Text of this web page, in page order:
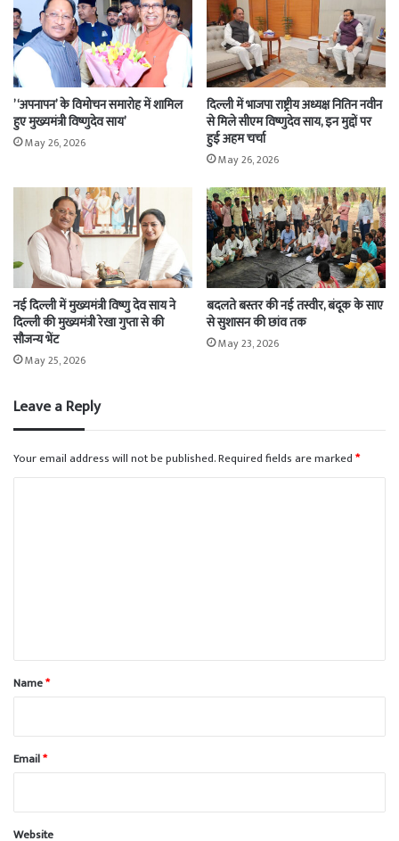
’‘अपनापन’ के विमोचन समारोह में शामिल
हुए मुख्यमंत्री विष्णुदेव साय’
May 26, 2026
दिल्ली में भाजपा राष्ट्रीय अध्यक्ष नितिन नवीन
से मिले सीएम विष्णुदेव साय, इन मुद्दों पर
हुई अहम चर्चा
May 26, 2026
नई दिल्ली में मुख्यमंत्री विष्णु देव साय ने
दिल्ली की मुख्यमंत्री रेखा गुप्ता से की
सौजन्य भेंट
May 25, 2026
बदलते बस्तर की नई तस्वीर, बंदूक के साए
से सुशासन की छांव तक
May 23, 2026
Leave a Reply
Your email address will not be published.Required fields are marked*
*
Name*
Email*
Website